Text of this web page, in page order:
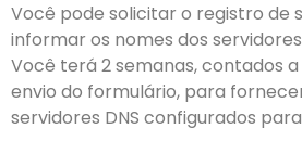
Você pode solicitar o registro de
informar os nomes dos
Você terá 2 semanas, contados
envio do formulário, para
servidores DNS configurados